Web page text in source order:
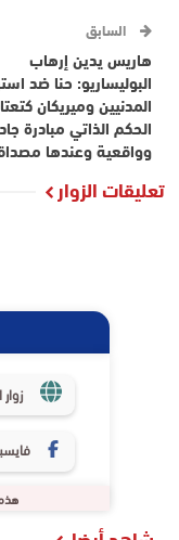
السابق
هاريس يدين إرهاب
البوليساريو: حنا ضد
المدنيين وميريكان
الحكم الذاتي مبادرة
وواقعية وعندها
تعليقات الزوار